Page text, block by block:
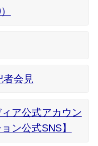
者会見
ア公式アカウン
ン公式SNS】